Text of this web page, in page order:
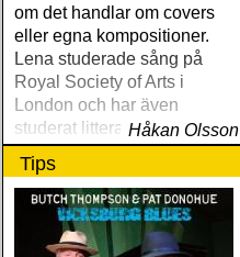
om det handlar om covers
eller egna kompositioner.
Lena studerade sång på
Royal Society of Arts i
London och har även
studerat litteraturdrama, film
och grekiska vid universitet
i Lund
Håkan Olsson
Tips